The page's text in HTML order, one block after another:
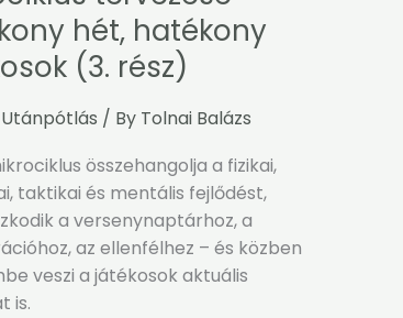
hét, hatékony
(3. rész)
Utánpótlás / By Tolnai Balázs
összehangolja a fizikai,
taktikai és mentális fejlődést,
a versenynaptárhoz, a
az ellenfélhez – és közben
veszi a játékosok aktuális
is.